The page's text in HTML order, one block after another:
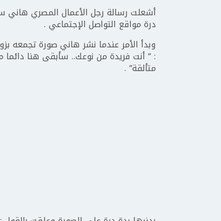
أشعلت رسالة رجل الأعمال المصري هاني
درة مواقع التواصل الإجتماعي .
وبدأ الأمر عندما نشر هاني صورة تجمعه
: ” أنت فريدة من نوعك.. سأبقى هنا
متألقة” .